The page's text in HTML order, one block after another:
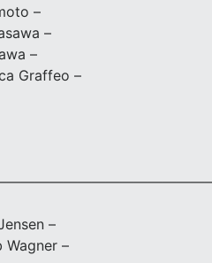
–
–
–
Graffeo –
–
–